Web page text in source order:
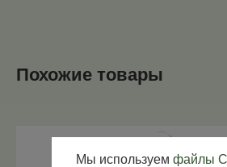
Похожие товары
Мы используем файлы